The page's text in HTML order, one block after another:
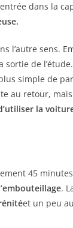
dans la
l’autre sens.
de
simple de
au retour,
la
45
.
et un peu